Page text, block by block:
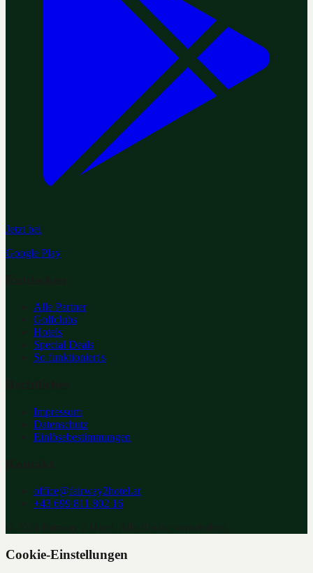
Jetzt bei
Google Play
Alle Partner
Golfclubs
Hotels
Special Deals
So funktioniert's
Impressum
Datenschutz
Einlösebestimmungen
office@fairway2hotel.at
+43 699 811 802 16
Cookie-Einstellungen